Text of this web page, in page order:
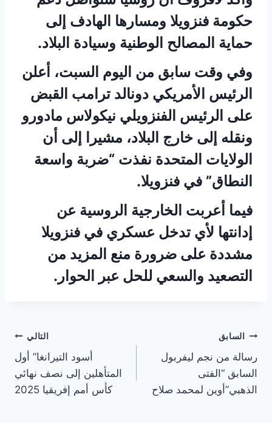
حكومة فنزويلا ومسارها الهادف إلى
حماية المصالح الوطنية وسيادة البلاد.
وفي وقت سابق من اليوم السبت، أعلن
الرئيس الأمريكي دونالد ترامب القبض
على الرئيس الفنزويلي نيكولاس مادورو
ونقله إلى خارج البلاد، مشيرا إلى أن
الولايات المتحدة نفذت “ضربة واسعة
النطاق” في فنزويلا.
فيما أعربت الخارجية الروسية عن
إدانتها لأي تدخل عسكري في فنزويلا
مشددة على ضرورة منع المزيد من
التصعيد والسعي للحل عبر الحوار.
تصفّح
المقالات
السابق
رسالة من نجم ليفربول
السابق “الفتى
الذهبي”أوين لمحمد صلاح
التالي
أسود التيرانغا” أول
المتأهلين إلى نصف نهائي
كأس أمم إفريقيا 2025